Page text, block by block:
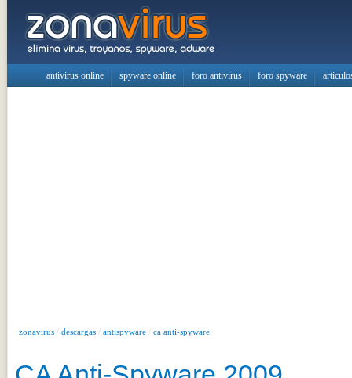
antivirus online spyware online foro antivirus foro spyware
zonavirus / descargas / antispyware / ca anti-spyware